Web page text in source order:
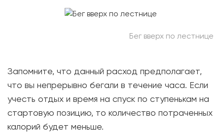
Бег вверх по лестнице
Запомните, что данный расход предполагает,
что вы непрерывно бегали в течение часа. Если
учесть отдых и время на спуск по ступенькам на
стартовую позицию, то количество потраченных
калорий будет меньше.